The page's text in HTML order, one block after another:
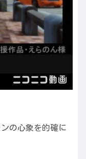
の心象を的確に